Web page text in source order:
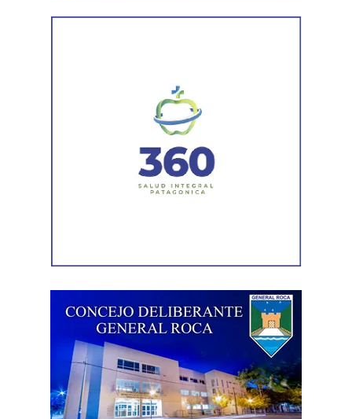
Por otra parte, el organismo avanza con el relevamiento
sectores más deteriorados y mejorar las condiciones de